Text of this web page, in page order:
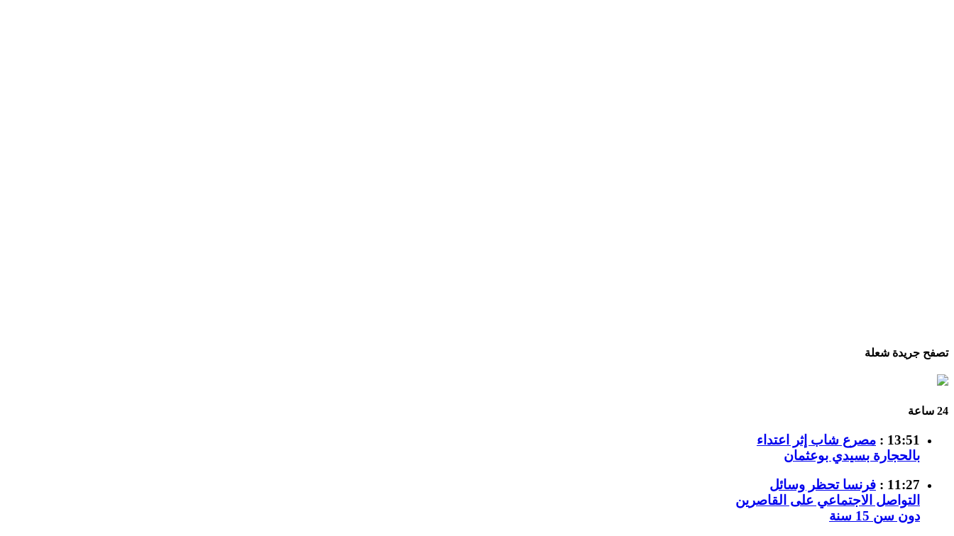
تصفح جريدة شعلة
24 ساعة
13:51 :
مصرع شاب إثر اعتداء
بالحجارة بسيدي بوعثمان
11:27 :
فرنسا تحظر وسائل
التواصل الاجتماعي على القاصرين
دون سن 15 سنة